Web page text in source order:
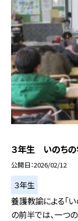
３年生 いのちの
公開日 2026/02/12
３年生
養護教諭による「
の前半では、一つ